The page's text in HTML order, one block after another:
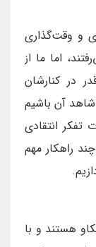
و وقت‌گذاری
اما ما از
در کنارشان
شاهد آن باشیم
انتقادی
راهکار مهم
هستند و با